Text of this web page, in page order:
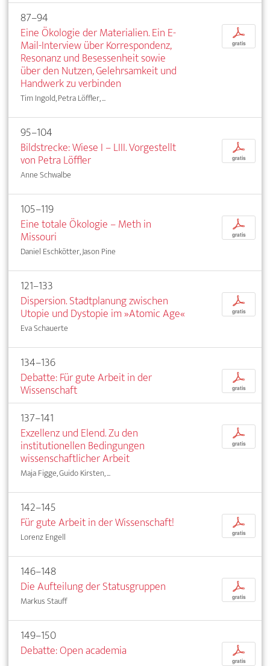
87–94
Eine Ökologie der Materialien. Ein E-
Mail-Interview über Korrespondenz,
Resonanz und Besessenheit sowie
über den Nutzen, Gelehrsamkeit und
Handwerk zu verbinden
Tim Ingold, Petra Löffler, ...
p
gratis
95–104
Bildstrecke: Wiese I – LIII. Vorgestellt
von Petra Löffler
Anne Schwalbe
p
gratis
105–119
Eine totale Ökologie – Meth in
Missouri
Daniel Eschkötter, Jason Pine
p
gratis
121–133
Dispersion. Stadtplanung zwischen
Utopie und Dystopie im »Atomic Age«
Eva Schauerte
p
gratis
134–136
Debatte: Für gute Arbeit in der
Wissenschaft
p
gratis
137–141
Exzellenz und Elend. Zu den
institutionellen Bedingungen
wissenschaftlicher Arbeit
Maja Figge, Guido Kirsten, ...
p
gratis
142–145
Für gute Arbeit in der Wissenschaft!
Lorenz Engell
p
gratis
146–148
Die Aufteilung der Statusgruppen
Markus Stauff
p
gratis
149–150
Debatte: Open academia
p
gratis